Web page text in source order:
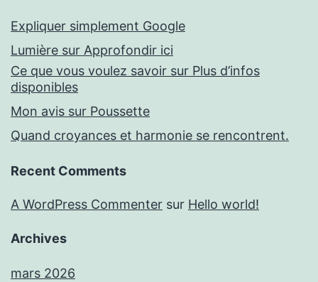
Expliquer simplement Google
Lumière sur Approfondir ici
Ce que vous voulez savoir sur Plus d’infos
disponibles
Mon avis sur Poussette
Quand croyances et harmonie se rencontrent.
Recent Comments
A WordPress Commenter sur Hello world!
Archives
mars 2026